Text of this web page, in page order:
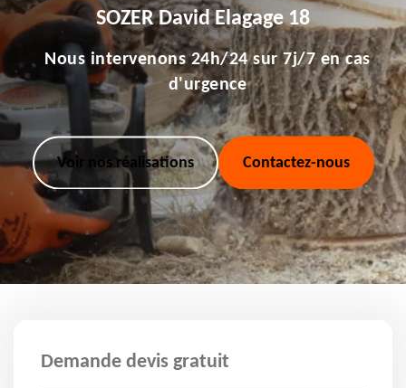
SOZER David Elagage 18
Nous intervenons 24h/24 sur 7j/7 en cas
d'urgence
Voir nos réalisations Contactez-nous
Demande devis gratuit